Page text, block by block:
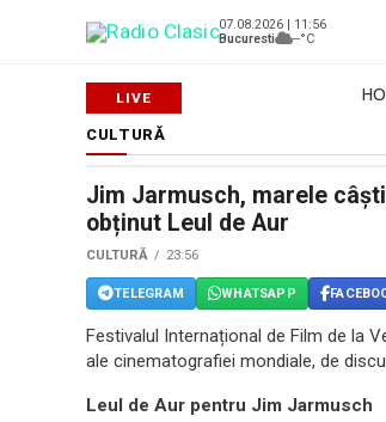
07.08.2026 | 11:56
Bucuresti
--°C
CULTURĂ
Jim Jarmusch, marele
obținut Leul de Aur
CULTURĂ 23:56
TELEGRAM WHATSAPP
Festivalul Internațional de Film de la
ale cinematografiei mondiale, de
Leul de Aur pentru Jim Jarmusch